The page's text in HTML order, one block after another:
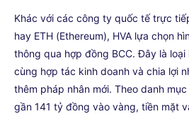
Khác với các công ty quốc tế trực
hay ETH (Ethereum), HVA lựa chọn
thông qua hợp đồng BCC. Đây là
cùng hợp tác kinh doanh và chia lợi
thêm pháp nhân mới. Theo danh
gần 141 tỷ đồng vào vàng, tiền mặt